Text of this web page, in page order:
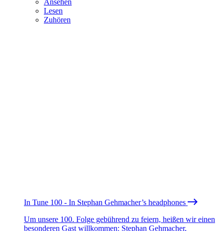
Lesen
Zuhören
In Tune 100 - In Stephan Gehmacher’s headphones
Um unsere 100. Folge gebührend zu feiern, heißen wir einen
besonderen Gast willkommen: Stephan Gehmacher,